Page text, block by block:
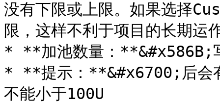
没有下限或上限。如果选择
限，这样不利于项目的长期运
* **加池数量：**&#x586B;
* **提示：**&#x6700;后会
不能小于100U